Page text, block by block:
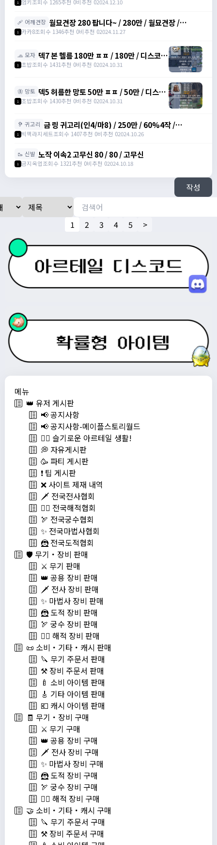
메뉴
👑 유저 게시판
📢 공지사항
📢 공지사항-메이플스토리월드
💁‍♂ 슬기로운 아르테일 생활!
💭 자유게시판
🥳 파티 게시판
❗️ 팁 게시판
❌ 사이트 제재 내역
🗡️ 전국전사협회
🏴‍☠️ 전국해적협회
🏹 전국궁수협회
✨ 전국마법사협회
🦹 전국도적협회
🛡️ 무기・장비 판매
⚔️ 무기 판매
👑 공용 장비 판매
🗡️ 전사 장비 판매
✨ 마법사 장비 판매
🦹 도적 장비 판매
🏹 궁수 장비 판매
🏴‍☠️ 해적 장비 판매
📜 소비・기타・캐시 판매
🔪 무기 주문서 판매
⚒️ 장비 주문서 판매
🍼 소비 아이템 판매
🎸 기타 아이템 판매
💶 캐시 아이템 판매
🧾 무기・장비 구매
⚔️ 무기 구매
👑 공용 장비 구매
🗡️ 전사 장비 구매
✨ 마법사 장비 구매
🦹 도적 장비 구매
🏹 궁수 장비 구매
🏴‍☠️ 해적 장비 구매
🤝 소비・기타・캐시 구매
🔪 무기 주문서 구매
⚒️ 장비 주문서 구매
1 엄키조회수 1265추천 0비추천 02024.12.10
🩹 어깨견장 월묘견장 280 팝니다~ / 280만 / 월묘견장 /
https://open.kakao.com/o/si771d2g
1 카카8조회수 1346추천 0비추천 02024.11.27
🧢 모자 덱7 본 헬름 180만 ㅍㅍ / 180만 / 디스코드
: banana555_
1 초밥조회수 1431추천 0비추천 02024.10.31
🦋 망토 덱5 허름한 망토 50만 ㅍㅍ / 50만 / 디스코
드 : banana555_
1 초밥조회수 1430추천 0비추천 02024.10.31
🦻 귀고리 금 링 귀고리(인4/마8) / 250만 / 60%4작 /
2500000 /
1 빅맥라지세트조회수 1407추천 0비추천 02024.10.26
🥾 신발 노작 이속2 고무신 80 / 80 / 고무신
1 금지옥엽조회수 1321추천 0비추천 02024.10.18
작성
1 2 3 4 5 >